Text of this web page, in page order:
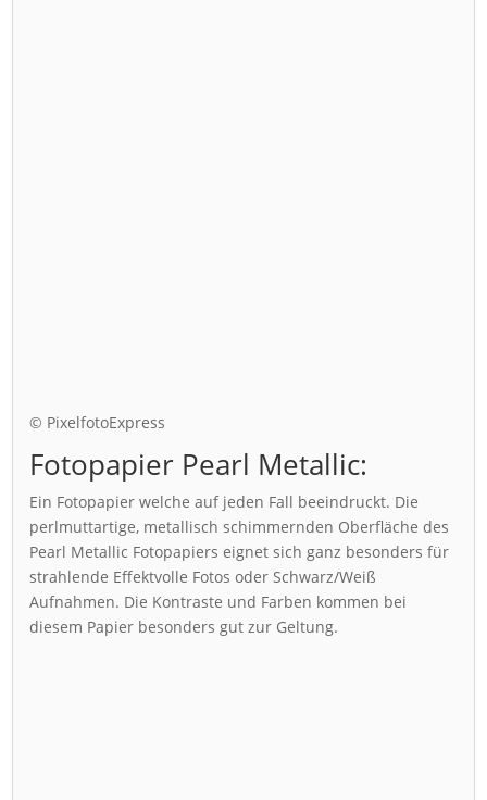
© PixelfotoExpress
Fotopapier Pearl Metallic:
Ein Fotopapier welche auf jeden Fall beeindruckt. Die
perlmuttartige, metallisch schimmernden Oberfläche des
Pearl Metallic Fotopapiers eignet sich ganz besonders für
strahlende Effektvolle Fotos oder Schwarz/Weiß
Aufnahmen. Die Kontraste und Farben kommen bei
diesem Papier besonders gut zur Geltung.